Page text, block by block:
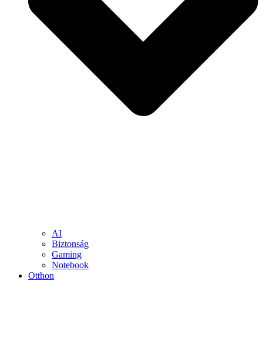
AI
Biztonság
Gaming
Notebook
Otthon